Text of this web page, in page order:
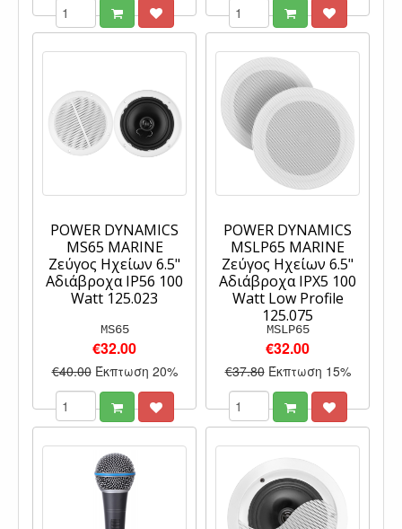
POWER DYNAMICS
MS65 MARINE
Ζεύγος Ηχείων 6.5"
Αδιάβροχα IP56 100
Watt 125.023
MS65
€32.00
€40.00 Έκπτωση 20%
POWER DYNAMICS
MSLP65 MARINE
Ζεύγος Ηχείων 6.5"
Αδιάβροχα IPX5 100
Watt Low Profile
125.075
MSLP65
€32.00
€37.80 Έκπτωση 15%